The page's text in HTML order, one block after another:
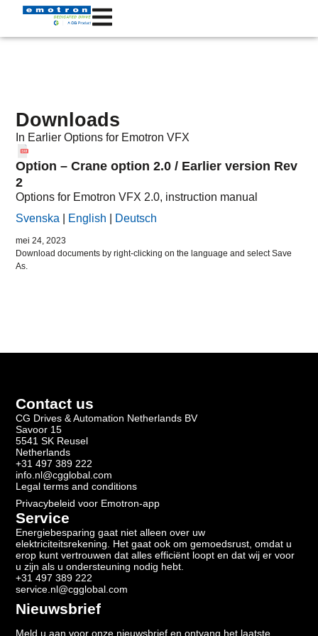
Downloads
In Earlier Options for Emotron VFX
Option – Crane option 2.0 / Earlier version Rev
2
Options for Emotron VFX 2.0, instruction manual
Svenska
English Deutsch
mei 24, 2023
Download documents by right-clicking on the language and select Save
As.
Contact us
CG Drives & Automation Netherlands BV
Savoor 15
5541 SK Reusel
Netherlands
+31 497 389 222
info.nl@cgglobal.com
Legal terms and conditions
Privacybeleid voor Emotron-app
Service
Energiebesparing gaat niet alleen over uw
elektriciteitsrekening. Het gaat ook om gemoedsrust, omdat u
erop kunt vertrouwen dat alles efficiënt loopt en dat wij er voor
u zijn als u ondersteuning nodig hebt.
+31 497 389 222
service.nl@cgglobal.com
Nieuwsbrief
Meld u aan voor onze nieuwsbrief en ontvang het laatste